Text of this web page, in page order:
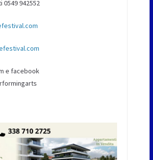
0549 942552
e facebook